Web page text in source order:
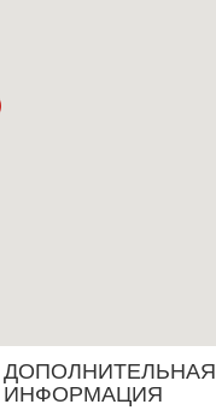
ДОПОЛНИТЕЛЬНАЯ
ИНФОРМАЦИЯ